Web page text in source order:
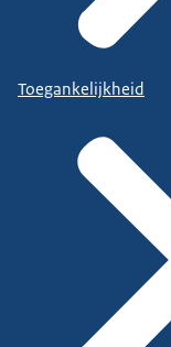
Toegankelijkheid